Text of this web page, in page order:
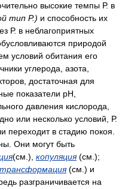
высокие темпы Р. в
тип Р.) и способность их
Р. в неблагоприятных
природой
условий обитания его
углерода, азота,
достаточная для
показатели рН,
давления кислорода,
или несколько условий, Р.
переходит в стадию покоя.
Они могут быть
(см.), копуляция (см.);
трансформация (см.) и
разграничивается на